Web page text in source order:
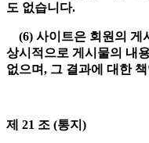
도 없습니다.
(6) 사이트은 회원의 게
상시적으로 게시물의 내
없으며, 그 결과에 대한
제 21 조 (통지)